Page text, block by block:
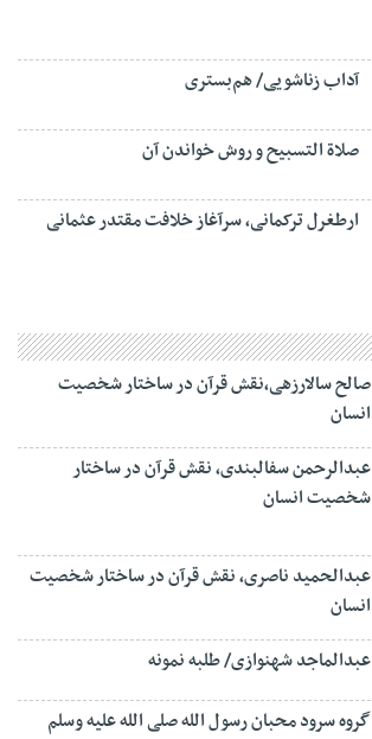
آداب زناشویی/ هم‌بستری
صلاة التسبيح و روش خواندن آن
ارطغرل ترکمانی، سرآغاز خلافت مقتدر عثمانی
صالح سالارزهی،‌نقش قرآن در ساختار شخصیت
انسان
عبدالرحمن سفالبندی، نقش قرآن در ساختار
شخصیت انسان
عبدالحمید ناصری، نقش قرآن در ساختار شخصیت
انسان
عبدالماجد شهنوازی/ طلبه نمونه
گروه سرود محبان رسول الله صلی الله علیه وسلم